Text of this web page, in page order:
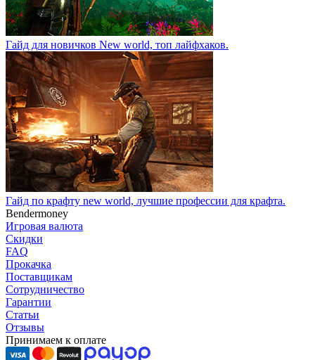
Гайд для новичков New world, топ лайфхаков.
Гайд по крафту new world, лучшие профессии для крафта.
Bendermoney
Игровая валюта
Скидки
FAQ
Прокачка
Поставщикам
Сотрудничество
Гарантии
Статьи
Отзывы
Принимаем к оплате